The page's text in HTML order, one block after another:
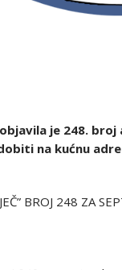
je 248. broj
na kućnu
BROJ 248 ZA